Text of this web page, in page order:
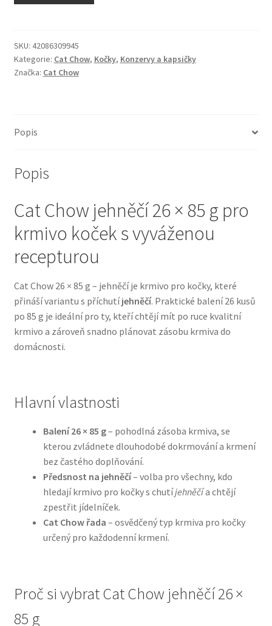
Odpočívadla pro kočky
Pamlsky pro kočky
Škrabadla pro kočky
Veterinární dieta pro kočky
Vše pro psy — Krmivo, doplňky, vybavení
Boudy a výběhy
Bozita pro psy — Švédské krmivo s nordickou kvalitou
Brit pro psy
Natural Trainer pro psy — Italské krmivo s
Happy Dog — Německá kvalita a přirozené složení
Hill’s pro psy
Hračky pro psy
Konzervy a kapsičky pro psy
Oblečky pro psy
SKU: 42086309945
Kategorie: Cat Chow, Kočky, Konzervy a kapsičky
Značka: Cat Chow
Popis
Popis
Cat Chow jehněčí 26 × 85 g pro
krmivo koček s vyváženou
recepturou
Cat Chow 26 × 85 g – jehněčí je krmivo pro kočky, které
přináší variantu s příchutíjehněčí. Praktické balení 26 kusů
po 85 g je ideální pro ty, kteří chtějí mít po ruce kvalitní
krmivo a zároveň snadno plánovat zásobu krmiva do
domácnosti.
Hlavní vlastnosti
Balení 26 × 85 g– pohodlná zásoba krmiva, se
kterou zvládnete dlouhodobé dokrmování a krmení
bez častého doplňování.
Předsnost na jehněčí– volba pro všechny, kdo
hledají krmivo pro kočky s chutíjehněčía chtějí
zpestřit jídelníček.
Cat Chow řada – osvědčený typ krmiva pro kočky
určený pro každodenní krmení.
Proč si vybrat Cat Chow jehněčí 26 ×
85 g